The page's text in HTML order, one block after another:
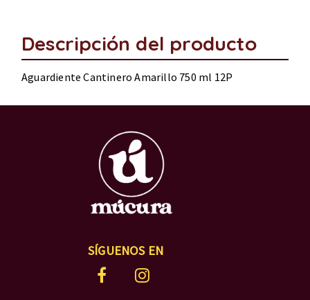
Descripción del producto
Aguardiente Cantinero Amarillo 750 ml 12P
SÍGUENOS EN